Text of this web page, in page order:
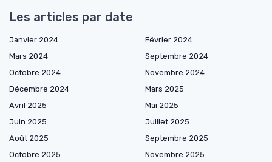
Les articles par date
Janvier 2024
Février 2024
Mars 2024
Septembre 2024
Octobre 2024
Novembre 2024
Décembre 2024
Mars 2025
Avril 2025
Mai 2025
Juin 2025
Juillet 2025
Août 2025
Septembre 2025
Octobre 2025
Novembre 2025